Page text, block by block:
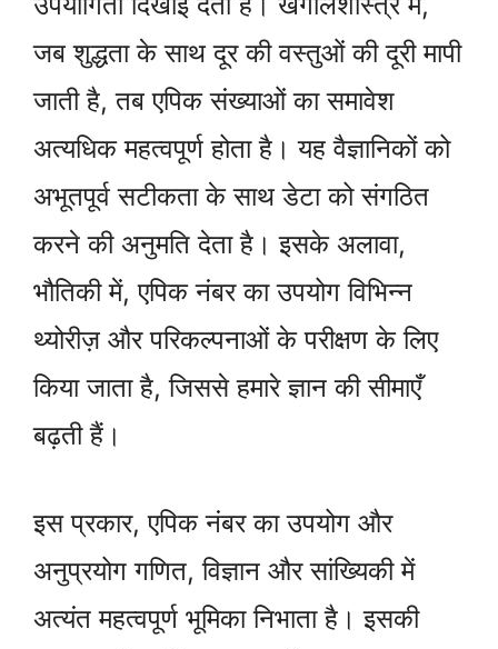
जब शुद्धता के साथ दूर की वस्तुओं की दूरी मापी
जाती है, तब एपिक संख्याओं का समावेश
अत्यधिक महत्वपूर्ण होता है। यह वैज्ञानिकों को
अभूतपूर्व सटीकता के साथ डेटा को संगठित
करने की अनुमति देता है। इसके अलावा,
भौतिकी में, एपिक नंबर का उपयोग विभिन्न
थ्योरीज़ और परिकल्पनाओं के परीक्षण के लिए
किया जाता है, जिससे हमारे ज्ञान की सीमाएँ
बढ़ती हैं।
इस प्रकार, एपिक नंबर का उपयोग और
अनुप्रयोग गणित, विज्ञान और सांख्यिकी में
अत्यंत महत्वपूर्ण भूमिका निभाता है। इसकी